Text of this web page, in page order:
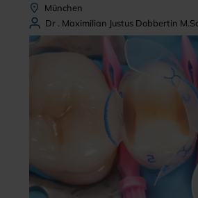
München
Dr . Maximilian Justus Dobbertin